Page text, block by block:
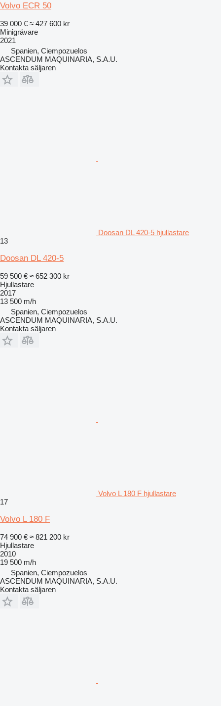
Volvo ECR 50
39 000 € ≈ 427 600 kr
Minigrävare
2021
Spanien, Ciempozuelos
ASCENDUM MAQUINARIA, S.A.U.
Kontakta säljaren
Doosan DL 420-5 hjullastare
13
Doosan DL 420-5
59 500 € ≈ 652 300 kr
Hjullastare
2017
13 500 m/h
Spanien, Ciempozuelos
ASCENDUM MAQUINARIA, S.A.U.
Kontakta säljaren
Volvo L 180 F hjullastare
17
Volvo L 180 F
74 900 € ≈ 821 200 kr
Hjullastare
2010
19 500 m/h
Spanien, Ciempozuelos
ASCENDUM MAQUINARIA, S.A.U.
Kontakta säljaren